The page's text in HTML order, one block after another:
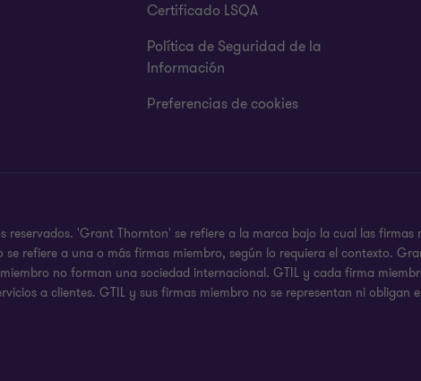
Certificado LSQA
Política de Seguridad de la
Información
Preferencias de cookies
'Grant Thornton' se refiere a la marca bajo la cual las
refiere a una o más firmas miembro, según lo requiera el contexto.
no forman una sociedad internacional. GTIL y cada firma
a clientes. GTIL y sus firmas miembro no se representan ni obligan